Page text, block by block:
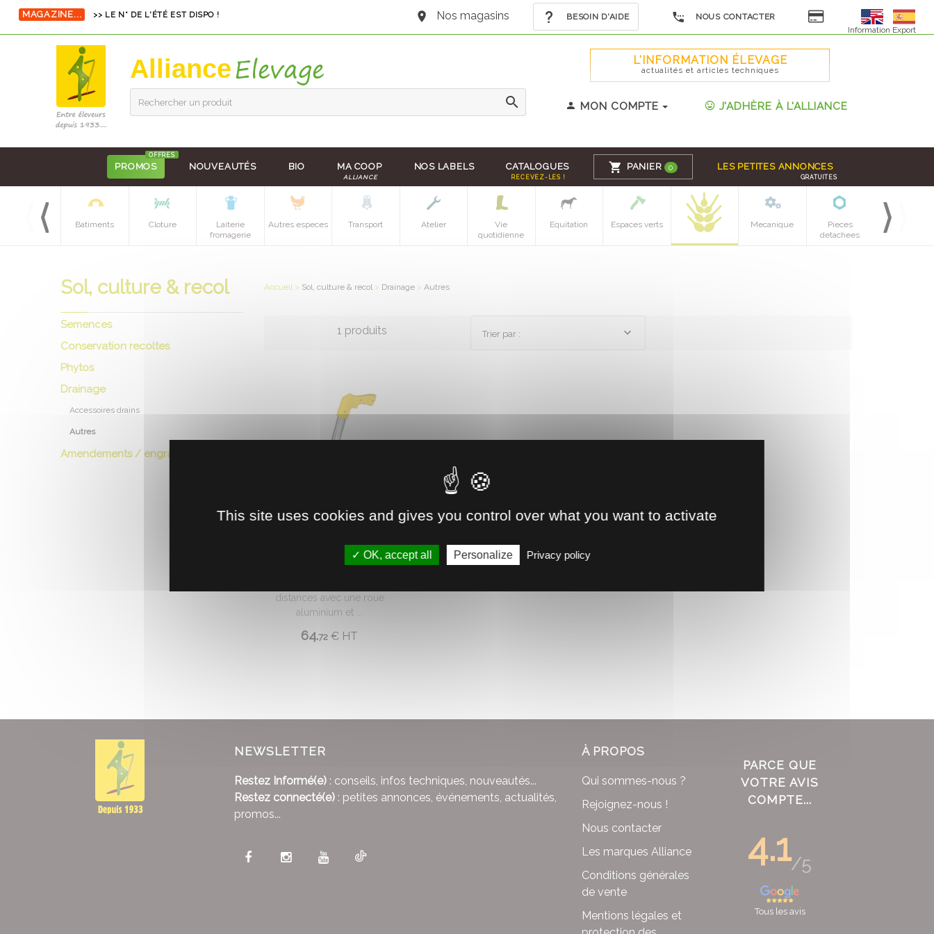
MAGAZINE... >> LE N° DE L'ÉTÉ EST DISPO ! Nos magasins BESOIN D'AIDE
NOUS CONTACTER
Information Export
Alliance
Rechercher un produit
L'INFORMATION ÉLEVAGE
actualités et articles techniques
MON COMPTE J'ADHÈRE À L'ALLIANCE
PROMOS
OFFRES
NOUVEAUTÉS BIO MA COOP
ALLIANCE
NOS LABELS CATALOGUES
RECEVEZ-LES !
PANIER 0 LES PETITES ANNONCES
GRATUITES
Equipements
Batiments Cloture
Laiterie
fromagerie
Autres especes Transport Atelier
Vie
quotidienne
Equitation Espaces verts Mecanique
Pieces
detachees
Accueil > Sol, culture & recol > Drainage > Autres
1 produits Trier par :
ROUE ARPENTAGE
Roue d'arpentage pour
distances avec une roue
aluminium et ...
64.72 € HT
Sol, culture & recol
Semences
Conservation recoltes
Phytos
Drainage
Accessoires drains
Autres
Amendements / engrais
À PROPOS
Qui sommes-nous ?
Rejoignez-nous !
Nous contacter
Les marques Alliance
Conditions générales
de vente
Mentions légales et
PARCE QUE
VOTRE AVIS
COMPTE...
4.1/5
Tous les avis
NEWSLETTER
Restez Informé(e) : conseils, infos techniques, nouveautés...
Restez connecté(e) : petites annonces, événements, actualités,
promos...
This site uses cookies and gives you control over what you want to activate
OK, accept all Personalize Privacy policy